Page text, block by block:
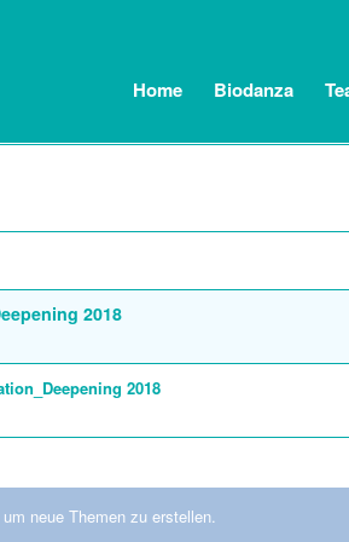
Home Biodanza
2018
2018
neue Themen zu erstellen.